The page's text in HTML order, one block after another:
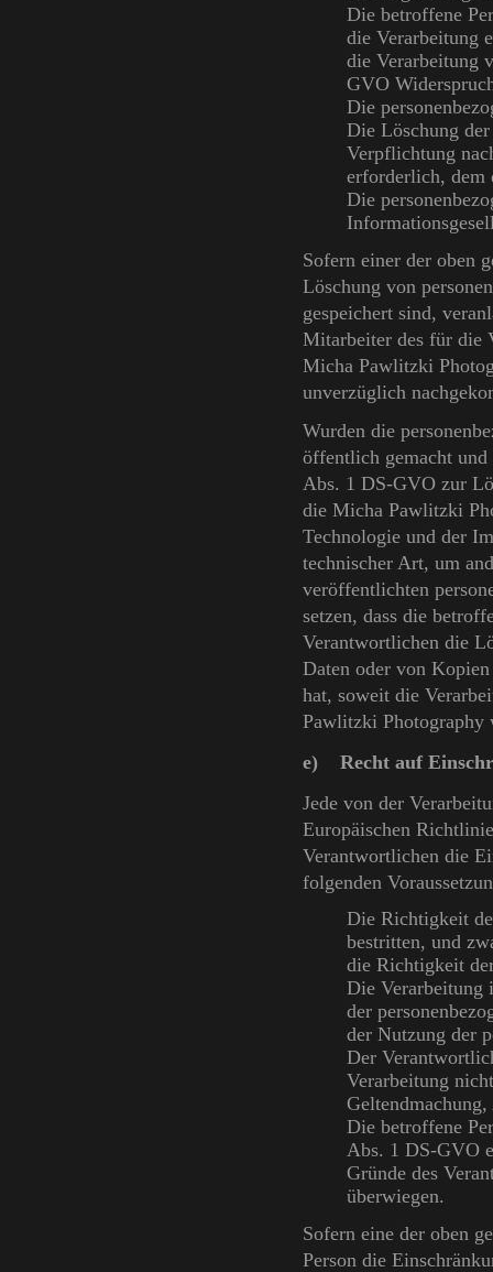
Die betroffene
die Verarbeitung
die Verarbeitung
GVO
Die
Die Löschung
Verpflichtung
erforderlich, dem
Die
Sofern einer der oben
Löschung von
gespeichert sind,
Mitarbeiter des für die
Micha Pawlitzki
unverzüglich
Wurden die
öffentlich gemacht
Abs. 1 DS-GVO zur
die Micha Pawlitzki
Technologie und der
technischer Art, um
veröffentlichten
setzen, dass die
Verantwortlichen die
Daten oder von
hat, soweit die
Pawlitzki Photography
e) Recht auf
Jede von der
Europäischen
Verantwortlichen die
folgenden
Die Richtigkeit
bestritten, und
die Richtigkeit
Die Verarbeitung
der
der Nutzung der
Der
Verarbeitung
Die betroffene
Abs. 1 DS-GVO
Gründe des
überwiegen.
Sofern eine der oben
Person die